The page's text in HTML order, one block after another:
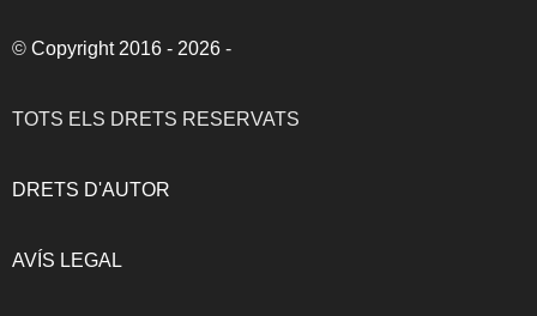
© Copyright 2016 - 2026 -
TOTS ELS DRETS RESERVATS
DRETS D'AUTOR
AVÍS LEGAL